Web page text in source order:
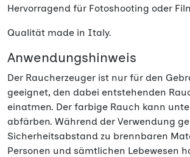
Hervorragend für Fotoshooting oder
Qualität made in Italy.
Anwendungshinweis
Der Raucherzeuger ist nur für den
geeignet, den dabei entstehenden
einatmen. Der farbige Rauch kann
abfärben. Während der Verwendung
Sicherheitsabstand zu brennbaren
Personen und sämtlichen Lebewesen